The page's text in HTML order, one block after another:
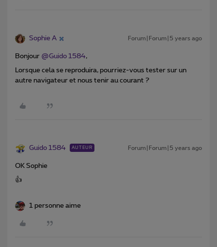
Sophie A Forum|Forum|5 years ago
Bonjour @Guido 1584,
Lorsque cela se reproduira, pourriez-vous tester sur un
autre navigateur et nous tenir au courant ?
Guido 1584 AUTEUR Forum|Forum|5 years ago
OK Sophie
👍
1 personne aime